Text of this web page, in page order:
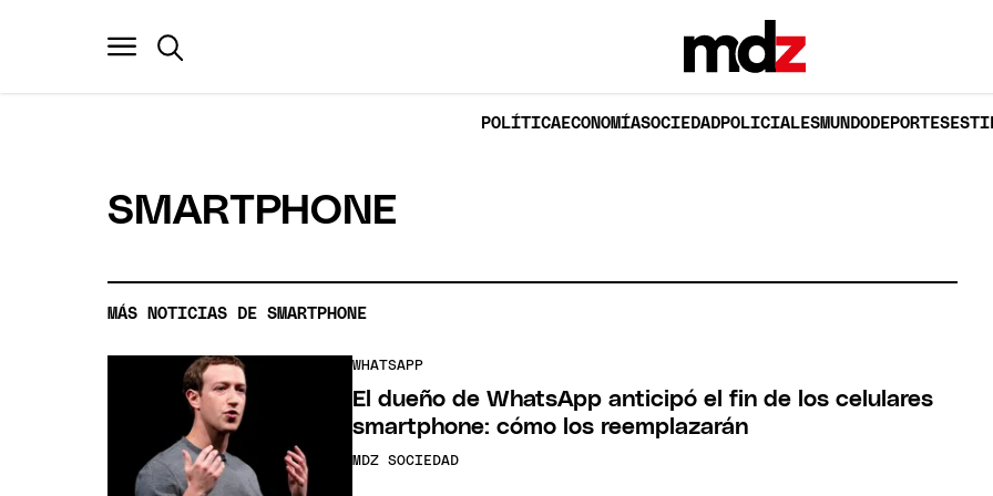
POLÍTICAECONOMÍASOCIEDADPOLICIALESMUNDODEPORTES
SMARTPHONE
MÁS NOTICIAS DE SMARTPHONE
WHATSAPP
El dueño de WhatsApp anticipó el fin de los celulares
smartphone: cómo los reemplazarán
MDZ SOCIEDAD